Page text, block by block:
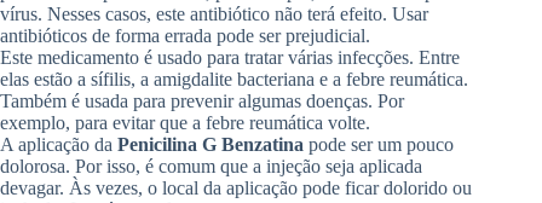
vírus. Nesses casos, este antibiótico não terá efeito. Usar
antibióticos de forma errada pode ser prejudicial.
Este medicamento é usado para tratar várias infecções. Entre
elas estão a sífilis, a amigdalite bacteriana e a febre reumática.
Também é usada para prevenir algumas doenças. Por
exemplo, para evitar que a febre reumática volte.
A aplicação da Penicilina G Benzatina pode ser um pouco
dolorosa. Por isso, é comum que a injeção seja aplicada
devagar. Às vezes, o local da aplicação pode ficar dolorido ou